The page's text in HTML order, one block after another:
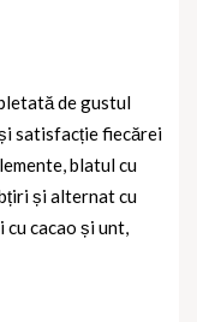
de gustul
satisfacție fiecărei
blatul cu
și alternat cu
cacao și unt,